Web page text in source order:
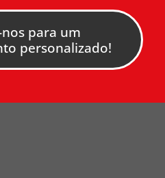
para um
personalizado!